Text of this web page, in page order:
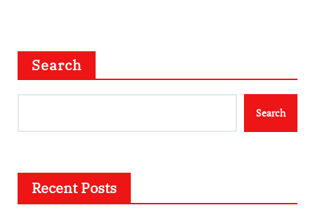
Search
Search
Recent Posts